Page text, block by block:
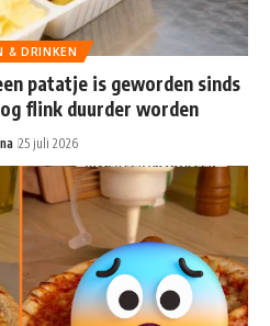
& DRINKEN
patatje is geworden sinds
flink duurder worden
25 juli 2026